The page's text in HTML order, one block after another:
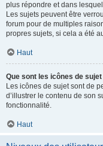
plus répondre et dans
Les sujets peuvent être
forum pour de multiples
propres sujets, si cela a été
Haut
Que sont les icônes de sujet
Les icônes de sujet sont de
d’illustrer le contenu de son
fonctionnalité.
Haut